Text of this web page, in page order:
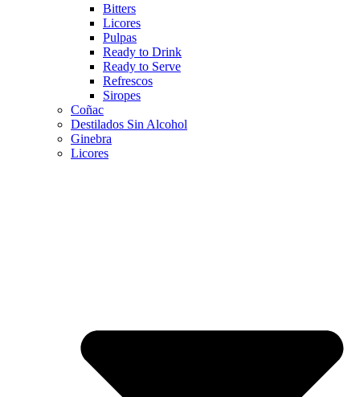
Bitters
Licores
Pulpas
Ready to Drink
Ready to Serve
Refrescos
Siropes
Coñac
Destilados Sin Alcohol
Ginebra
Licores